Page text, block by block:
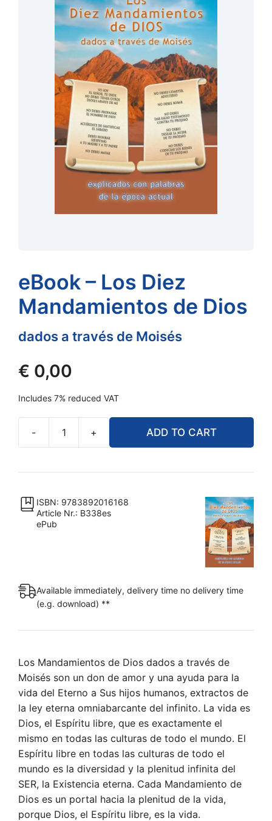
eBook – Los Diez
Mandamientos de Dios
dados a través de Moisés
€ 0,00
Includes 7% reduced VAT
-
Los
Mandamientos
de
+ ADD TO CART
ISBN: 9783892016168
Article Nr.: B338es
ePub
Available immediately, delivery time no delivery time
(e.g. download) **
Los Mandamientos de Dios dados a través de
Moisés son un don de amor y una ayuda para la
vida del Eterno a Sus hijos humanos, extractos de
la ley eterna omniabarcante del infinito. La vida es
Dios, el Espíritu libre, que es exactamente el
mismo en todas las culturas de todo el mundo. El
Espíritu libre en todas las culturas de todo el
mundo es la diversidad y la plenitud infinita del
SER, la Existencia eterna. Cada Mandamiento de
Dios es un portal hacia la plenitud de la vida,
porque Dios, el Espíritu libre, es la vida.